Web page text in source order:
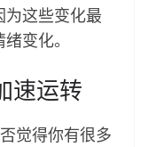
为这些变化最
变化。
速运转
觉得你有很多